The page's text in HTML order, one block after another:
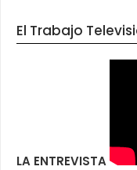
El Trabajo
LA ENTREVISTA